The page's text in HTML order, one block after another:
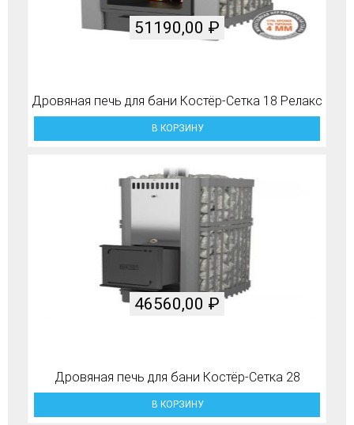
Дровяная печь для бани Костёр-Сетка 18 Релакс
51190,00 ₽
В КОРЗИНУ
Дровяная печь для бани Костёр-Сетка 28
46560,00 ₽
В КОРЗИНУ